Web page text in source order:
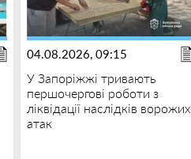
04.08.2026, 09:15
У Запоріжжі тривають
першочергові роботи з
ліквідації наслідків ворожих
атак